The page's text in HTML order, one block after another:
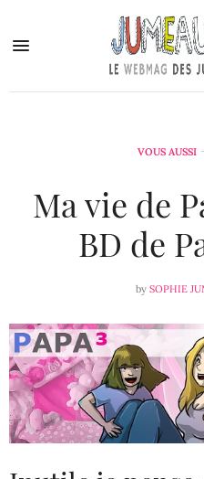
VOUS AUSSI
Ma vie de
BD de
by SOPHIE